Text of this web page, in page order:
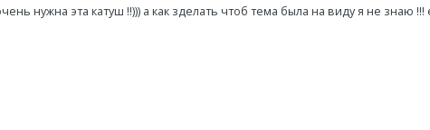
нужна эта катуш !!))) а как зделать чтоб тема была на виду я не знаю